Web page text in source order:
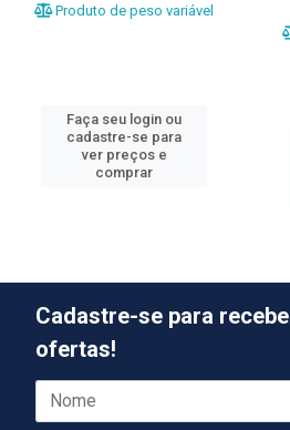
Produto de peso variável
Faça seu login ou
cadastre-se para
ver preços e
comprar
Cadastre-se para
ofertas!